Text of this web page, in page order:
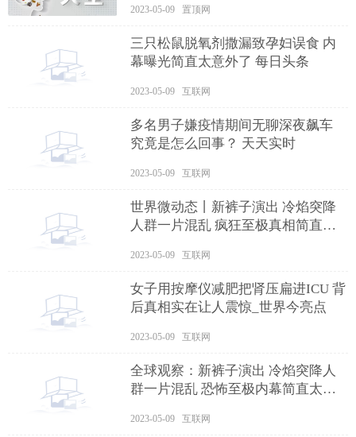
2023-05-09 置顶网
三只松鼠脱氧剂撒漏致孕妇误食 内
幕曝光简直太意外了 每日头条
2023-05-09 互联网
多名男子嫌疫情期间无聊深夜飙车
究竟是怎么回事？ 天天实时
2023-05-09 互联网
世界微动态丨新裤子演出 冷焰突降
人群一片混乱 疯狂至极真相简直令
2023-05-09 互联网
女子用按摩仪减肥把肾压扁进ICU 背
后真相实在让人震惊_世界今亮点
2023-05-09 互联网
全球观察：新裤子演出 冷焰突降人
群一片混乱 恐怖至极内幕简直太惊
2023-05-09 互联网